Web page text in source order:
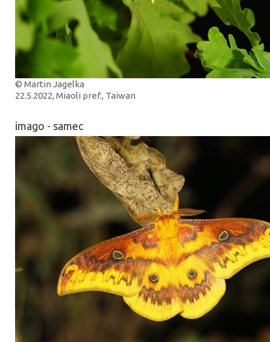
© Martin Jagelka
22.5.2022, Miaoli pref., Taiwan
imago - samec